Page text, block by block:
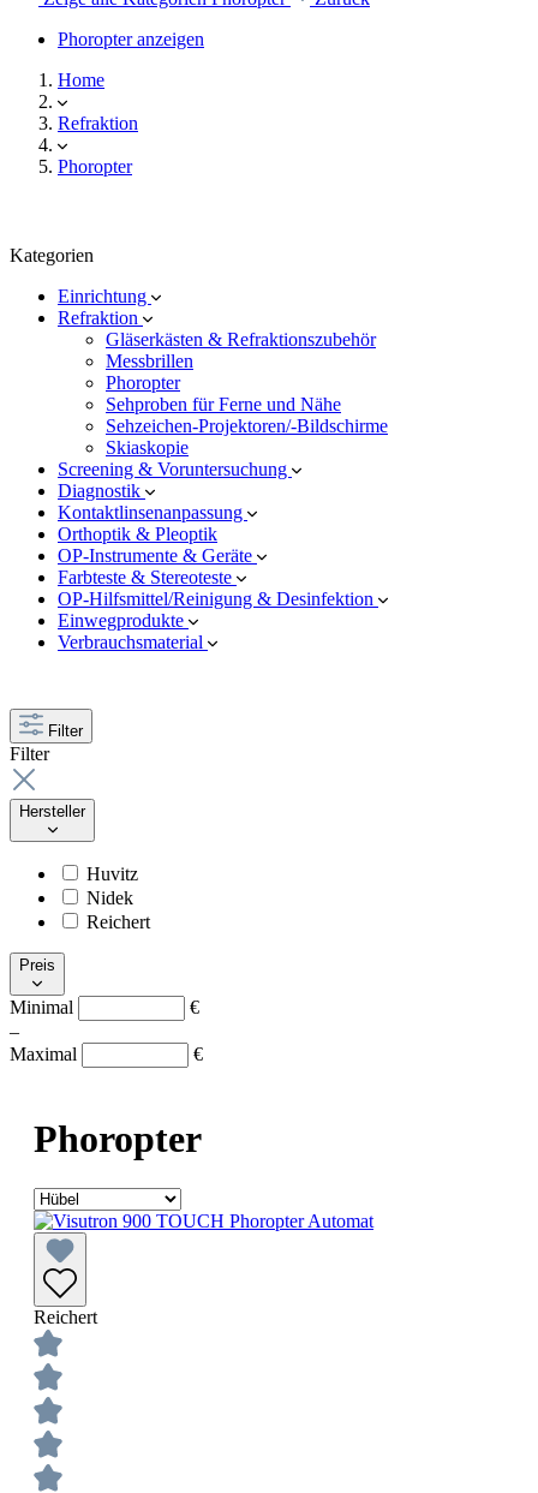
Phoropter anzeigen
Home
Refraktion
Phoropter
Kategorien
Einrichtung
Refraktion
Gläserkästen & Refraktionszubehör
Messbrillen
Phoropter
Sehproben für Ferne und Nähe
Sehzeichen-Projektoren/-Bildschirme
Skiaskopie
Screening & Voruntersuchung
Diagnostik
Kontaktlinsenanpassung
Orthoptik & Pleoptik
OP-Instrumente & Geräte
Farbteste & Stereoteste
OP-Hilfsmittel/Reinigung & Desinfektion
Einwegprodukte
Verbrauchsmaterial
Filter
Filter
Hersteller
Huvitz
Nidek
Reichert
Preis
Minimal
€
–
Maximal
€
Phoropter
Reichert